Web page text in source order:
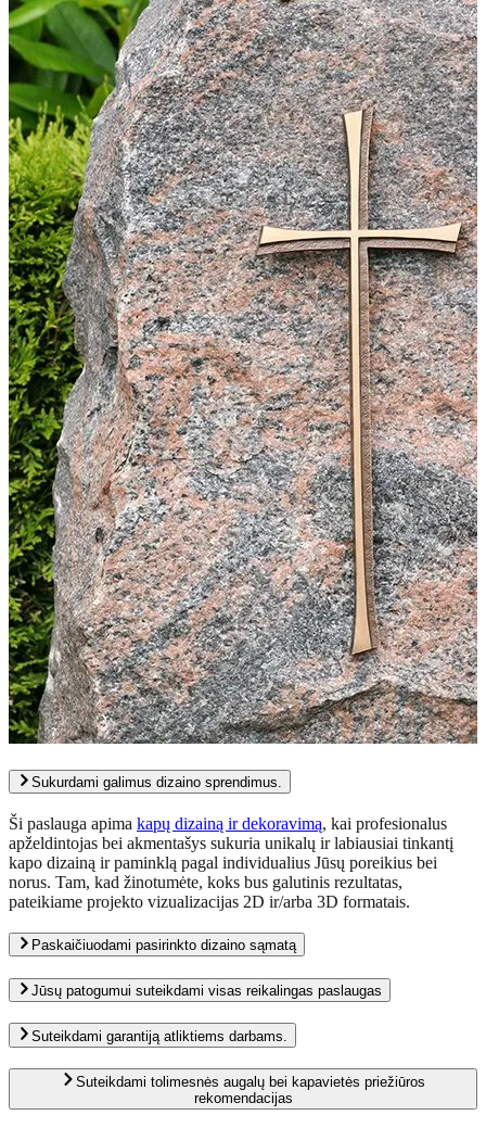
Sukurdami galimus dizaino sprendimus.
Ši paslauga apima kapų dizainą ir dekoravimą, kai profesionalus
apželdintojas bei akmentašys sukuria unikalų ir labiausiai tinkantį
kapo dizainą ir paminklą pagal individualius Jūsų poreikius bei
norus. Tam, kad žinotumėte, koks bus galutinis rezultatas,
pateikiame projekto vizualizacijas 2D ir/arba 3D formatais.
Paskaičiuodami pasirinkto dizaino sąmatą
Jūsų patogumui suteikdami visas reikalingas paslaugas
Suteikdami garantiją atliktiems darbams.
Suteikdami tolimesnės augalų bei kapavietės priežiūros
rekomendacijas